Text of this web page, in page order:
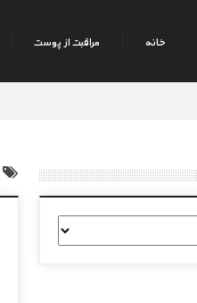
خانه مراقبت از پوست